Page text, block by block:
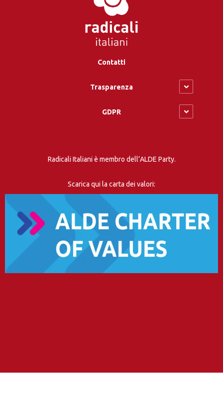
Contatti
Trasparenza
GDPR
Radicali Italiani è membro dell’ALDE Party.
Scarica qui la carta dei valori: